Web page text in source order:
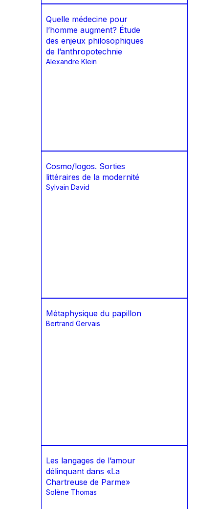
Quelle médecine pour
l’homme augment? Étude
des enjeux philosophiques
de l’anthropotechnie
Alexandre Klein
Cosmo/logos. Sorties
littéraires de la modernité
Sylvain David
Métaphysique du papillon
Bertrand Gervais
Les langages de l’amour
délinquant dans «La
Chartreuse de Parme»
Solène Thomas